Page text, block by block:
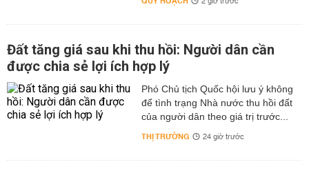
Đất tăng giá sau khi thu hồi: Người dân cần
được chia sẻ lợi ích hợp lý
Phó Chủ tịch Quốc hội lưu ý không
để tình trạng Nhà nước thu hồi đất
của người dân theo giá trị trước...
THỊ TRƯỜNG 24 giờ trước